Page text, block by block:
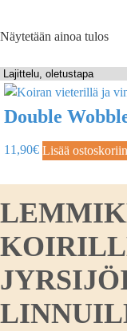
Näytetään ainoa tulos
Double
11,90€ Lisää ostoskoriin